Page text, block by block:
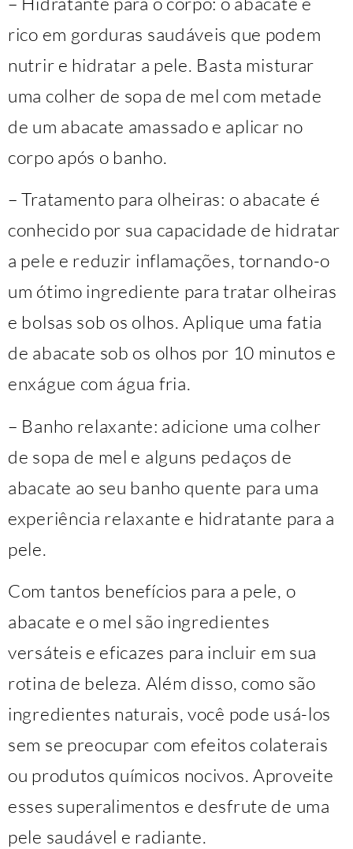
rico em gorduras saudáveis que podem
nutrir e hidratar a pele. Basta misturar
uma colher de sopa de mel com metade
de um abacate amassado e aplicar no
corpo após o banho.
– Tratamento para olheiras: o abacate é
conhecido por sua capacidade de hidratar
a pele e reduzir inflamações, tornando-o
um ótimo ingrediente para tratar olheiras
e bolsas sob os olhos. Aplique uma fatia
de abacate sob os olhos por 10 minutos e
enxágue com água fria.
– Banho relaxante: adicione uma colher
de sopa de mel e alguns pedaços de
abacate ao seu banho quente para uma
experiência relaxante e hidratante para a
pele.
Com tantos benefícios para a pele, o
abacate e o mel são ingredientes
versáteis e eficazes para incluir em sua
rotina de beleza. Além disso, como são
ingredientes naturais, você pode usá-los
sem se preocupar com efeitos colaterais
ou produtos químicos nocivos. Aproveite
esses superalimentos e desfrute de uma
pele saudável e radiante.